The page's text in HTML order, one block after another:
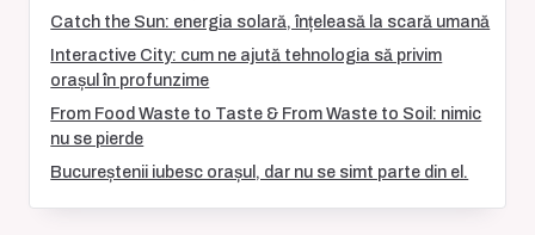
Catch the Sun: energia solară, înțeleasă la scară umană
Interactive City: cum ne ajută tehnologia să privim
orașul în profunzime
From Food Waste to Taste & From Waste to Soil: nimic
nu se pierde
Bucureștenii iubesc orașul, dar nu se simt parte din el.